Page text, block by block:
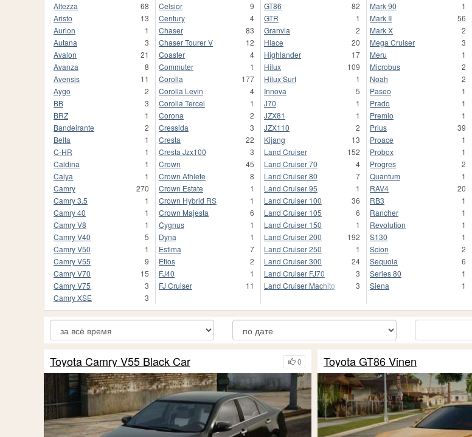
Altezza
68
Aristo
13
Aurion
1
Autana
3
Avalon
21
Avanza
8
Avensis
11
Aygo
2
BB
3
BRZ
1
Bandeirante
2
Belta
1
C-HR
1
Caldina
1
Calya
1
Camry
270
Camry 3.5
1
Camry 40
1
Camry V8
1
Camry V40
5
Camry V50
1
Camry V55
9
Camry V70
15
Camry V75
3
Camry XSE
3
Celsior
9
Century
4
Chaser
83
Chaser Tourer V
12
Coaster
4
Commuter
1
Corolla
177
Corolla Levin
4
Corolla Tercel
1
Corona
2
Cressida
3
Cresta
22
Cresta Jzx100
3
Crown
45
Crown Athlete
8
Crown Estate
1
Crown Hybrid RS
1
Crown Majesta
6
Cygnus
1
Dyna
1
Estima
7
Etios
2
FJ40
1
FJ Cruiser
11
GT86
82
GTR
1
Granvia
2
Hiace
20
Highlander
17
Hilux
109
Hilux Surf
1
Innova
5
J70
1
JZX81
1
JZX110
2
Kijang
13
Land Cruiser
152
Land Cruiser 70
4
Land Cruiser 80
7
Land Cruiser 95
1
Land Cruiser 100
36
Land Cruiser 105
6
Land Cruiser 150
1
Land Cruiser 200
192
Land Cruiser 250
1
Land Cruiser 300
24
Land Cruiser FJ70
3
Land Cruiser Machito
3
Mark 90
1
Mark II
56
Mark X
2
Mega Cruiser
3
Meru
1
Microbus
2
Noah
2
Paseo
1
Prado
1
Premio
1
Prius
39
Proace
1
Probox
1
Progres
2
Quantum
1
RAV4
20
RB3
1
Rancher
1
Revolution
1
S130
1
Scion
2
Sequoia
6
Series 80
1
Siena
1
0
Toyota Camry V55 Black Car Toyota GT86 Vinen